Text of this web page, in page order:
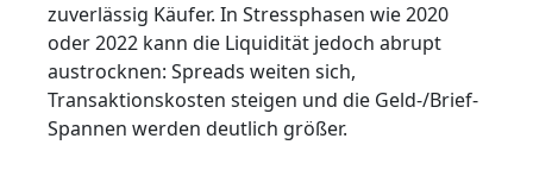
zuverlässig Käufer. In Stressphasen wie 2020
oder 2022 kann die Liquidität jedoch abrupt
austrocknen: Spreads weiten sich,
Transaktionskosten steigen und die Geld-/Brief-
Spannen werden deutlich größer.